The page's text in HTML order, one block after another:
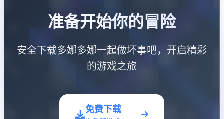
准备开始你的冒险
安全下载多娜多娜一起做坏事吧，开启精彩
的游戏之旅
免费下载